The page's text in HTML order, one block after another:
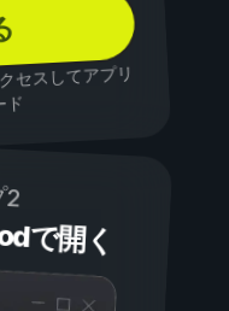
セスしてアプリ
ド
2
で開く